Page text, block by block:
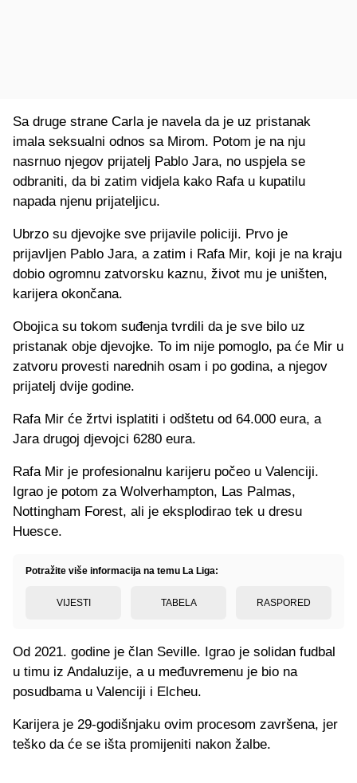
Sa druge strane Carla je navela da je uz pristanak
imala seksualni odnos sa Mirom. Potom je na nju
nasrnuo njegov prijatelj Pablo Jara, no uspjela se
odbraniti, da bi zatim vidjela kako Rafa u kupatilu
napada njenu prijateljicu.
Ubrzo su djevojke sve prijavile policiji. Prvo je
prijavljen Pablo Jara, a zatim i Rafa Mir, koji je na kraju
dobio ogromnu zatvorsku kaznu, život mu je uništen,
karijera okončana.
Obojica su tokom suđenja tvrdili da je sve bilo uz
pristanak obje djevojke. To im nije pomoglo, pa će Mir u
zatvoru provesti narednih osam i po godina, a njegov
prijatelj dvije godine.
Rafa Mir će žrtvi isplatiti i odštetu od 64.000 eura, a
Jara drugoj djevojci 6280 eura.
Rafa Mir je profesionalnu karijeru počeo u Valenciji.
Igrao je potom za Wolverhampton, Las Palmas,
Nottingham Forest, ali je eksplodirao tek u dresu
Huesce.
Potražite više informacija na temu La Liga:
VIJESTI TABELA RASPORED
Od 2021. godine je član Seville. Igrao je solidan fudbal
u timu iz Andaluzije, a u međuvremenu je bio na
posudbama u Valenciji i Elcheu.
Karijera je 29-godišnjaku ovim procesom završena, jer
teško da će se išta promijeniti nakon žalbe.